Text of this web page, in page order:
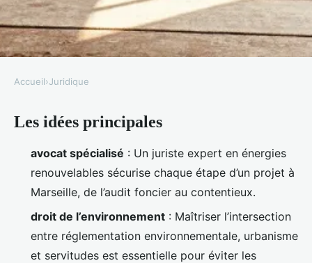
Top conseils pour sélectionner
un prénom avocat énergies
renouvelables à Marseille
06/05/2026 07:33
Accueil›Juridique
Les idées principales
avocat spécialisé : Un juriste expert en énergies
renouvelables sécurise chaque étape d’un projet à
Marseille, de l’audit foncier au contentieux.
droit de l’environnement : Maîtriser l’intersection
entre réglementation environnementale, urbanisme
et servitudes est essentielle pour éviter les